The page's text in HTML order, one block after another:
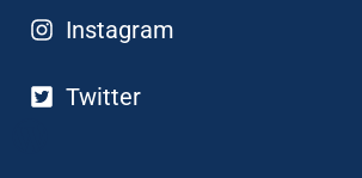
Instagram
Twitter